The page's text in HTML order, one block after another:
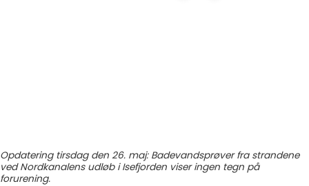
Opdatering tirsdag den 26. maj: Badevandsprøver fra strandene
ved Nordkanalens udløb i Isefjorden viser ingen tegn på
forurening.